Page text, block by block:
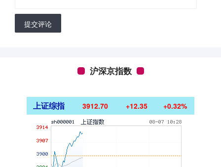
提交评论
沪深京指数
上证综指 3912.67 +12.32 +0.32%